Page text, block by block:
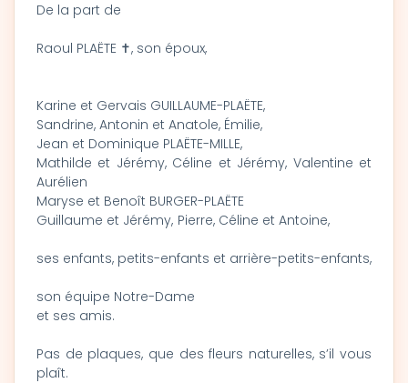
De la part de
Raoul PLAËTE ✝, son époux,
Karine et Gervais GUILLAUME-PLAËTE,
Sandrine, Antonin et Anatole, Émilie,
Jean et Dominique PLAËTE-MILLE,
Mathilde et Jérémy, Céline et Jérémy, Valentine et
Aurélien
Maryse et Benoît BURGER-PLAËTE
Guillaume et Jérémy, Pierre, Céline et Antoine,
ses enfants, petits-enfants et arrière-petits-enfants,
son équipe Notre-Dame
et ses amis.
Pas de plaques, que des fleurs naturelles, s’il vous
plaît.